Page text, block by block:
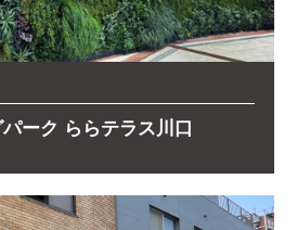
ーク ららテラス川口